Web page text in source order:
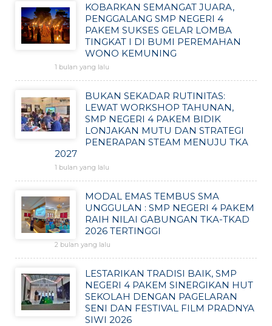
KOBARKAN SEMANGAT JUARA,
PENGGALANG SMP NEGERI 4
PAKEM SUKSES GELAR LOMBA
TINGKAT I DI BUMI PEREMAHAN
WONO KEMUNING
1 bulan yang lalu
BUKAN SEKADAR RUTINITAS:
LEWAT WORKSHOP TAHUNAN,
SMP NEGERI 4 PAKEM BIDIK
LONJAKAN MUTU DAN STRATEGI
PENERAPAN STEAM MENUJU TKA
2027
1 bulan yang lalu
MODAL EMAS TEMBUS SMA
UNGGULAN : SMP NEGERI 4 PAKEM
RAIH NILAI GABUNGAN TKA-TKAD
2026 TERTINGGI
2 bulan yang lalu
LESTARIKAN TRADISI BAIK, SMP
NEGERI 4 PAKEM SINERGIKAN HUT
SEKOLAH DENGAN PAGELARAN
SENI DAN FESTIVAL FILM PRADNYA
SIWI 2026